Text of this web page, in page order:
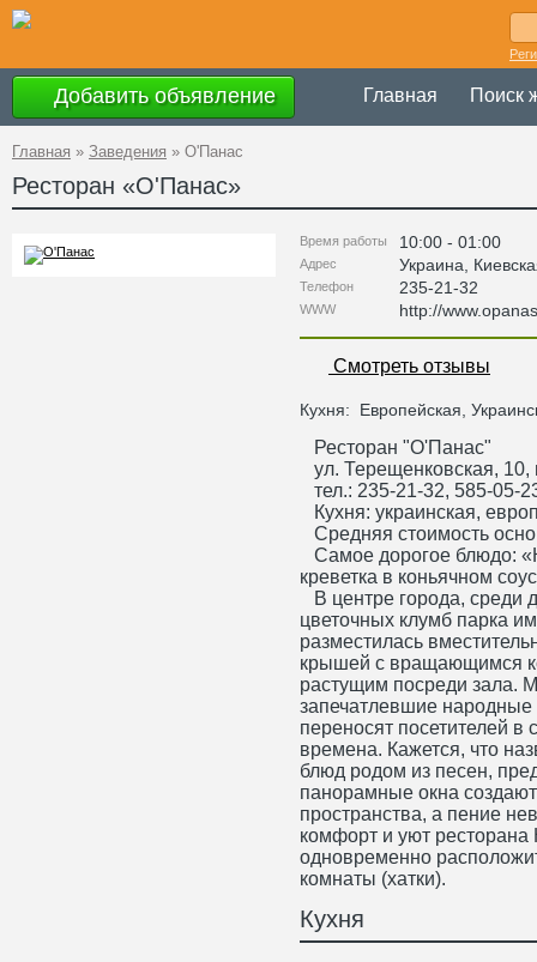
Добавить объявление Главная Поиск
Главная » Заведения » О'Панас
Ресторан «О'Панас»
Время работы 10:00 - 01:00
Адрес Украина
Телефон 235-21-32
WWW http://
Смотреть отзывы
Кухня: Европейская,
Ресторан "О'Панас"
ул. Терещенковская,
тел.: 235-21-32, 585-05-
Кухня: украинская,
Средняя стоимость
Самое дорогое блюдо:
креветка в коньячном
В центре города, среди
цветочных клумб парка
разместилась
крышей с вращающимся
растущим посреди зала.
запечатлевшие
переносят посетителей
времена. Кажется, что
блюд родом из песен,
панорамные окна
пространства, а пение
комфорт и уют ресторана
одновременно
комнаты (хатки).
Кухня